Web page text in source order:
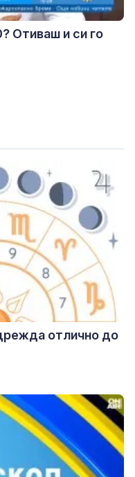
Отиваш и си го
отлично до